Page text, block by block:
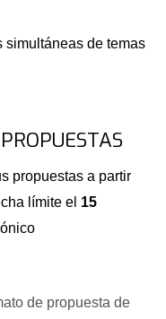
simultáneas de temas
propuestas a partir
límite el 15
de propuesta de